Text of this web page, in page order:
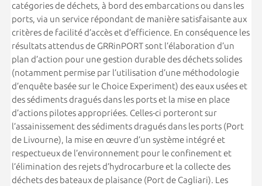
catégories de déchets, à bord des embarcations ou dans les
ports, via un service répondant de manière satisfaisante aux
critères de facilité d’accès et d’efficience. En conséquence les
résultats attendus de GRRinPORT sont l’élaboration d’un
plan d’action pour une gestion durable des déchets solides
(notamment permise par l’utilisation d’une méthodologie
d’enquête basée sur le Choice Experiment) des eaux usées et
des sédiments dragués dans les ports et la mise en place
d’actions pilotes appropriées. Celles-ci porteront sur
l’assainissement des sédiments dragués dans les ports (Port
de Livourne), la mise en œuvre d’un système intégré et
respectueux de l’environnement pour le confinement et
l’élimination des rejets d’hydrocarbure et la collecte des
déchets des bateaux de plaisance (Port de Cagliari). Les